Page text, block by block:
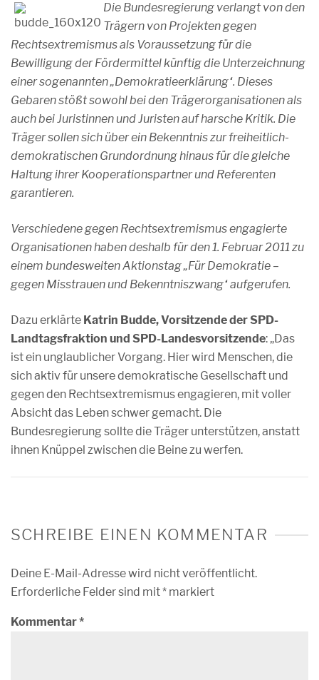
Die Bundesregierung verlangt von den
Trägern von Projekten gegen
Rechtsextremismus als Voraussetzung für die
Bewilligung der Fördermittel künftig die Unterzeichnung
einer sogenannten „Demokratieerklärung“. Dieses
Gebaren stößt sowohl bei den Trägerorganisationen als
auch bei Juristinnen und Juristen auf harsche Kritik. Die
Träger sollen sich über ein Bekenntnis zur freiheitlich-
demokratischen Grundordnung hinaus für die gleiche
Haltung ihrer Kooperationspartner und Referenten
garantieren.
Verschiedene gegen Rechtsextremismus engagierte
Organisationen haben deshalb für den 1. Februar 2011 zu
einem bundesweiten Aktionstag „Für Demokratie –
gegen Misstrauen und Bekenntniszwang“ aufgerufen.
Dazu erklärte Katrin Budde, Vorsitzende der SPD-
Landtagsfraktion und SPD-Landesvorsitzende: „Das
ist ein unglaublicher Vorgang. Hier wird Menschen, die
sich aktiv für unsere demokratische Gesellschaft und
gegen den Rechtsextremismus engagieren, mit voller
Absicht das Leben schwer gemacht. Die
Bundesregierung sollte die Träger unterstützen, anstatt
ihnen Knüppel zwischen die Beine zu werfen.
SCHREIBE EINEN KOMMENTAR
Deine E-Mail-Adresse wird nicht veröffentlicht.
Erforderliche Felder sind mit* markiert
Kommentar*